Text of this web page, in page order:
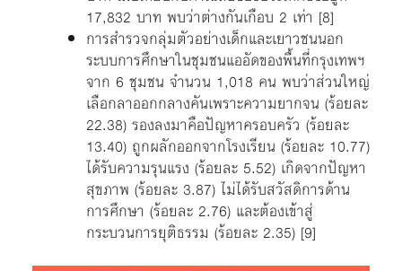
17,832 บาท พบว่าต่างกันเกือบ 2 เท่า [8]
การสำรวจกลุ่มตัวอย่างเด็กและเยาวชนนอก
ระบบการศึกษาในชุมชนแออัดของพื้นที่กรุงเทพฯ
จาก 6 ชุมชน จำนวน 1,018 คน พบว่าส่วนใหญ่
เลือกลาออกกลางคันเพราะความยากจน (ร้อยละ
22.38) รองลงมาคือปัญหาครอบครัว (ร้อยละ
13.40) ถูกผลักออกจากโรงเรียน (ร้อยละ 10.77)
ได้รับความรุนแรง (ร้อยละ 5.52) เกิดจากปัญหา
สุขภาพ (ร้อยละ 3.87) ไม่ได้รับสวัสดิการด้าน
การศึกษา (ร้อยละ 2.76) และต้องเข้าสู่
กระบวนการยุติธรรม (ร้อยละ 2.35) [9]